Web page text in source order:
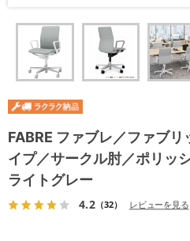
FABRE ファブレ／ファブ
イプ／サークル肘／ポリッ
ライトグレー
4.2（32） レビューを見る